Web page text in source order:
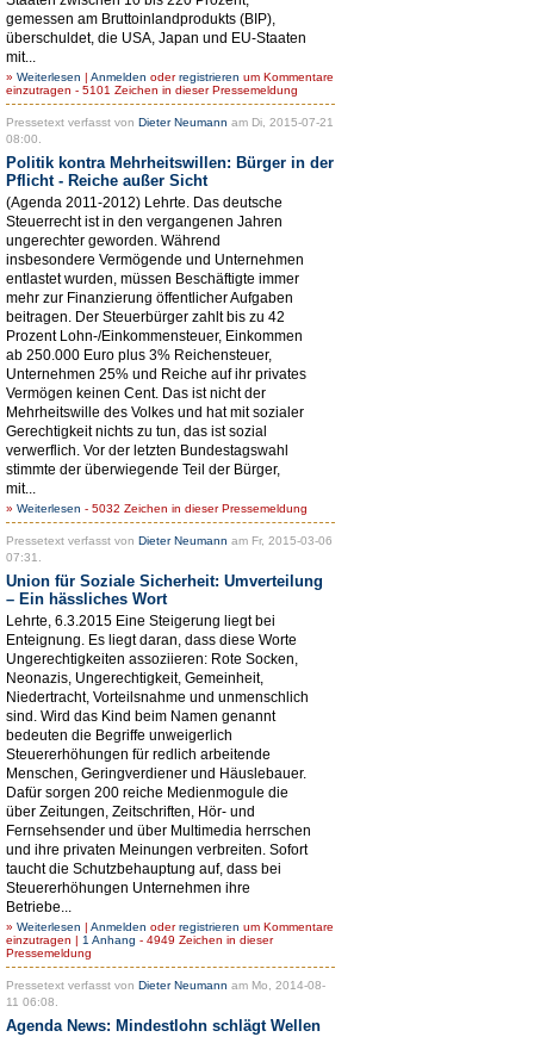
gemessen am Bruttoinlandprodukts (BIP),
überschuldet, die USA, Japan und EU-Staaten
mit...
» Weiterlesen | Anmelden oderregistrieren um Kommentare
einzutragen - 5101 Zeichen in dieser Pressemeldung
Pressetext verfasst von Dieter Neumann am Di, 2015-07-21
08:00.
Politik kontra Mehrheitswillen: Bürger in der
Pflicht - Reiche außer Sicht
(Agenda 2011-2012) Lehrte. Das deutsche
Steuerrecht ist in den vergangenen Jahren
ungerechter geworden. Während
insbesondere Vermögende und Unternehmen
entlastet wurden, müssen Beschäftigte immer
mehr zur Finanzierung öffentlicher Aufgaben
beitragen. Der Steuerbürger zahlt bis zu 42
Prozent Lohn-/Einkommensteuer, Einkommen
ab 250.000 Euro plus 3% Reichensteuer,
Unternehmen 25% und Reiche auf ihr privates
Vermögen keinen Cent. Das ist nicht der
Mehrheitswille des Volkes und hat mit sozialer
Gerechtigkeit nichts zu tun, das ist sozial
verwerflich. Vor der letzten Bundestagswahl
stimmte der überwiegende Teil der Bürger,
mit...
» Weiterlesen - 5032 Zeichen in dieser Pressemeldung
Pressetext verfasst von Dieter Neumann am Fr, 2015-03-06
07:31.
Union für Soziale Sicherheit: Umverteilung
– Ein hässliches Wort
Lehrte, 6.3.2015 Eine Steigerung liegt bei
Enteignung. Es liegt daran, dass diese Worte
Ungerechtigkeiten assoziieren: Rote Socken,
Neonazis, Ungerechtigkeit, Gemeinheit,
Niedertracht, Vorteilsnahme und unmenschlich
sind. Wird das Kind beim Namen genannt
bedeuten die Begriffe unweigerlich
Steuererhöhungen für redlich arbeitende
Menschen, Geringverdiener und Häuslebauer.
Dafür sorgen 200 reiche Medienmogule die
über Zeitungen, Zeitschriften, Hör- und
Fernsehsender und über Multimedia herrschen
und ihre privaten Meinungen verbreiten. Sofort
taucht die Schutzbehauptung auf, dass bei
Steuererhöhungen Unternehmen ihre
Betriebe...
» Weiterlesen | Anmelden oderregistrieren um Kommentare
einzutragen | 1 Anhang - 4949 Zeichen in dieser
Pressemeldung
Pressetext verfasst von Dieter Neumann am Mo, 2014-08-
11 06:08.
Agenda News: Mindestlohn schlägt Wellen